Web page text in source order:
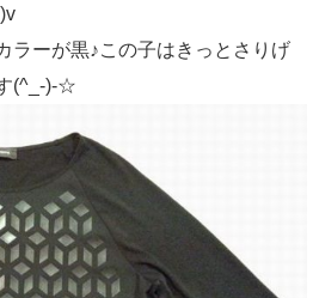
ラーが黒♪この子はきっとさりげ
(^_-)-☆